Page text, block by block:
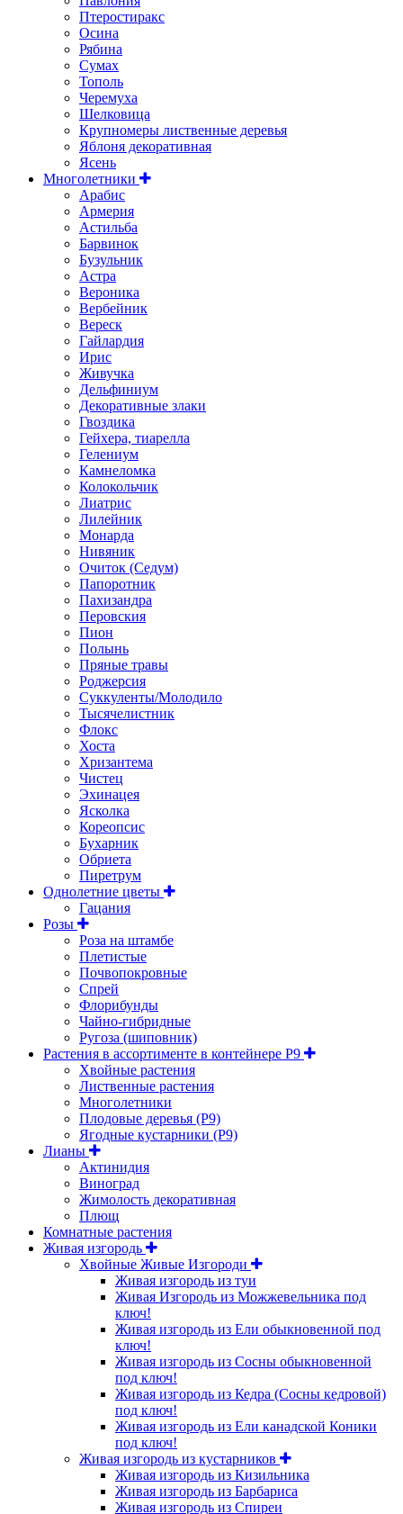
Птеростиракс
Осина
Рябина
Сумах
Тополь
Черемуха
Шелковица
Крупномеры лиственные деревья
Яблоня декоративная
Ясень
Многолетники
Арабис
Армерия
Астильбa
Барвинок
Бузульник
Астра
Вероника
Вербейник
Вереск
Гайлардия
Ирис
Живучка
Дельфиниум
Декоративные злаки
Гвоздика
Гейхера, тиарелла
Гелениум
Камнеломка
Колокольчик
Лиатрис
Лилейник
Монарда
Нивяник
Очиток (Седум)
Папоротник
Пахизандра
Перовския
Пион
Полынь
Пряные травы
Роджерсия
Суккуленты/Молодило
Тысячелистник
Флокс
Хоста
Хризантема
Чистец
Эхинацея
Ясколка
Кореопсис
Бухарник
Обриета
Пиретрум
Однолетние цветы
Гацания
Розы
Роза на штамбе
Плетистые
Почвопокровные
Спрей
Флорибунды
Чайно-гибридные
Ругоза (шиповник)
Растения в ассортименте в контейнере P9
Хвойные растения
Лиственные растения
Многолетники
Плодовые деревья (Р9)
Ягодные кустарники (Р9)
Лианы
Актинидия
Виноград
Жимолость декоративная
Плющ
Комнатные растения
Живая изгородь
Хвойные Живые Изгороди
Живая изгородь из туи
Живая Изгородь из Можжевельника под
ключ!
Живая изгородь из Ели обыкновенной под
ключ!
Живая изгородь из Сосны обыкновенной
под ключ!
Живая изгородь из Кедра (Сосны кедровой)
под ключ!
Живая изгородь из Ели канадской Коники
под ключ!
Живая изгородь из кустарников
Живая изгородь из Кизильника
Живая изгородь из Барбариса
Живая изгородь из Спиреи